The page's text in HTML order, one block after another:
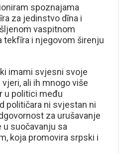
spoznajama
za jedinstvo dīna i
vaspitnom
tekfīra i njegovom širenju
imami svjesni svoje
ali ih mnogo više
u politici među
političara ni svjestan ni
za urušavanje
u suočavanju sa
koja promovira srpski i